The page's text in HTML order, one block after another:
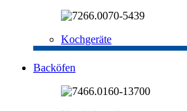
Kochgeräte
Backöfen